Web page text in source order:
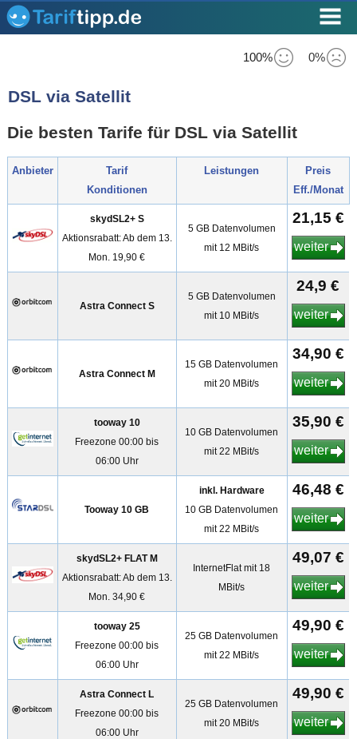
100% 0%
DSL via Satellit
Die besten Tarife für DSL via Satellit
Anbieter
Tarif
Konditionen
Leistungen
Preis
Eff./Monat
skydSL2+ S
Aktionsrabatt: Ab dem 13.
Mon. 19,90 €
5 GB Datenvolumen
mit 12 MBit/s
21,15 €
weiter
Astra Connect S
5 GB Datenvolumen
mit 10 MBit/s
24,9 €
weiter
Astra Connect M
15 GB Datenvolumen
mit 20 MBit/s
34,90 €
weiter
tooway 10
Freezone 00:00 bis
06:00 Uhr
10 GB Datenvolumen
mit 22 MBit/s
35,90 €
weiter
Tooway 10 GB
inkl. Hardware
10 GB Datenvolumen
mit 22 MBit/s
46,48 €
weiter
skydSL2+ FLAT M
Aktionsrabatt: Ab dem 13.
Mon. 34,90 €
InternetFlat mit 18
MBit/s
49,07 €
weiter
tooway 25
Freezone 00:00 bis
06:00 Uhr
25 GB Datenvolumen
mit 22 MBit/s
49,90 €
weiter
Astra Connect L
Freezone 00:00 bis
06:00 Uhr
25 GB Datenvolumen
mit 20 MBit/s
49,90 €
weiter